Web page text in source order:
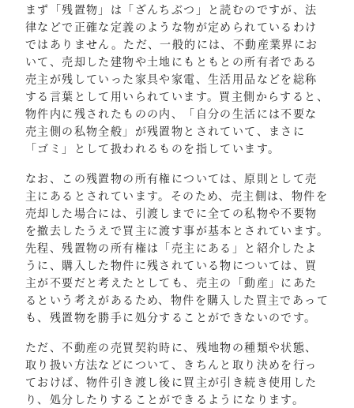
まず「残置物」は「ざんちぶつ」と読むのですが、法
律などで正確な定義のような物が定められているわけ
ではありません。ただ、一般的には、不動産業界にお
いて、売却した建物や土地にもともとの所有者である
売主が残していった家具や家電、生活用品などを総称
する言葉として用いられています。買主側からすると、
物件内に残されたものの内、「自分の生活には不要な
売主側の私物全般」が残置物とされていて、まさに
「ゴミ」として扱われるものを指しています。
なお、この残置物の所有権については、原則として売
主にあるとされています。そのため、売主側は、物件を
売却した場合には、引渡しまでに全ての私物や不要物
を撤去したうえで買主に渡す事が基本とされています。
先程、残置物の所有権は「売主にある」と紹介したよ
うに、購入した物件に残されている物については、買
主が不要だと考えたとしても、売主の「動産」にあた
るという考えがあるため、物件を購入した買主であって
も、残置物を勝手に処分することができないのです。
ただ、不動産の売買契約時に、残地物の種類や状態、
取り扱い方法などについて、きちんと取り決めを行っ
ておけば、物件引き渡し後に買主が引き続き使用した
り、処分したりすることができるようになります。